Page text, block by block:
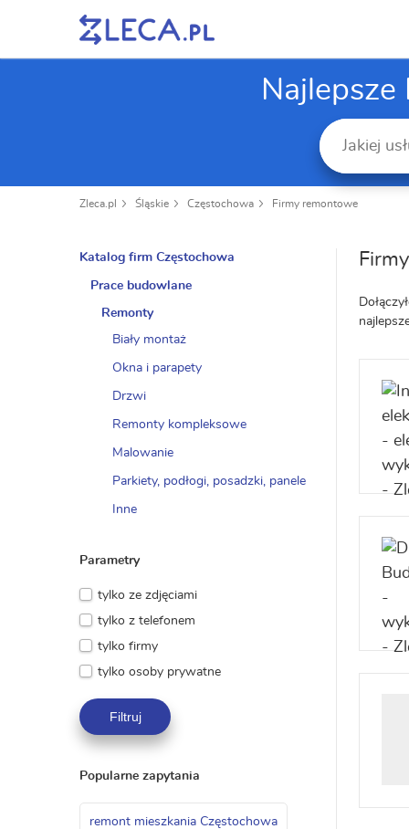
Zleca.pl Śląskie Częstochowa Firmy remontowe
Katalog firm Częstochowa
Prace budowlane
Remonty
Biały montaż
Okna i parapety
Drzwi
Remonty kompleksowe
Malowanie
Parkiety, podłogi, posadzki, panele
Inne
Parametry
tylko ze zdjęciami
tylko z telefonem
tylko firmy
tylko osoby prywatne
Filtruj
Popularne zapytania
remont mieszkania Częstochowa